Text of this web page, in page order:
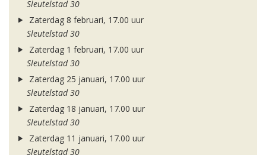
Sleutelstad 30
Zaterdag 8 februari, 17.00 uur
Sleutelstad 30
Zaterdag 1 februari, 17.00 uur
Sleutelstad 30
Zaterdag 25 januari, 17.00 uur
Sleutelstad 30
Zaterdag 18 januari, 17.00 uur
Sleutelstad 30
Zaterdag 11 januari, 17.00 uur
Sleutelstad 30